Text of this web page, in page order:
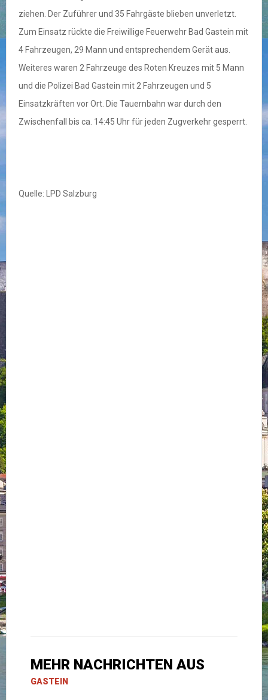
ziehen. Der Zuführer und 35 Fahrgäste blieben unverletzt.
Zum Einsatz rückte die Freiwillige Feuerwehr Bad Gastein mit
4 Fahrzeugen, 29 Mann und entsprechendem Gerät aus.
Weiteres waren 2 Fahrzeuge des Roten Kreuzes mit 5 Mann
und die Polizei Bad Gastein mit 2 Fahrzeugen und 5
Einsatzkräften vor Ort. Die Tauernbahn war durch den
Zwischenfall bis ca. 14:45 Uhr für jeden Zugverkehr gesperrt.
Quelle: LPD Salzburg
MEHR NACHRICHTEN AUS
GASTEIN